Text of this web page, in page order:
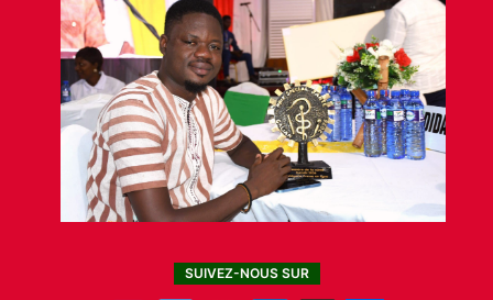
SUIVEZ-NOUS SUR